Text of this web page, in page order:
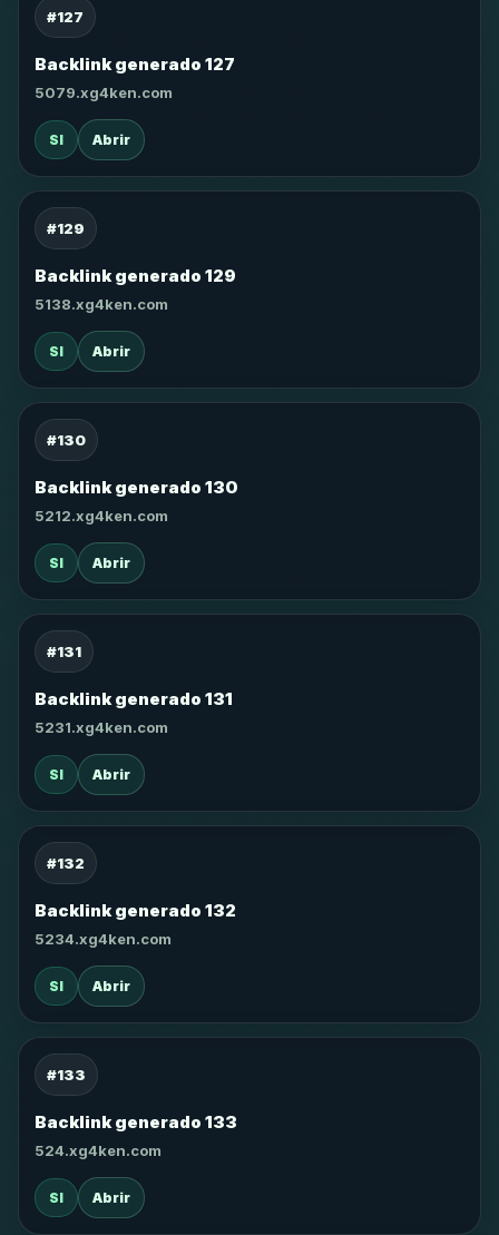
#127
Backlink generado 127
5079.xg4ken.com
SI Abrir
#129
Backlink generado 129
5138.xg4ken.com
SI Abrir
#130
Backlink generado 130
5212.xg4ken.com
SI Abrir
#131
Backlink generado 131
5231.xg4ken.com
SI Abrir
#132
Backlink generado 132
5234.xg4ken.com
SI Abrir
#133
Backlink generado 133
524.xg4ken.com
SI Abrir